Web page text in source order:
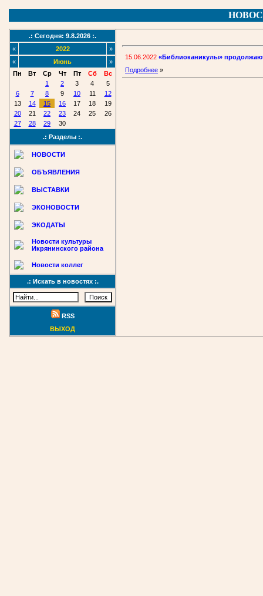
.: Сегодня: 9.8.2026 :.
«
2022
»
«
Июнь
»
Пн
Вт Ср Чт Пт Сб
Вс
1
2 3 4
5
6
7 8 9 10 11
12
13
14 15 16 17 18
19
20
21 22 23 24 25
26
27
28 29
30
.: Разделы :.
НОВОСТИ
ОБЪЯВЛЕНИЯ
ВЫСТАВКИ
ЭКОНОВОСТИ
ЭКОДАТЫ
Новости культуры
Икрянинского района
Новости коллег
.: Искать в новостях :.
RSS
ВЫХОД
15.06.2022 «Библиоканикулы»
Подробнее »